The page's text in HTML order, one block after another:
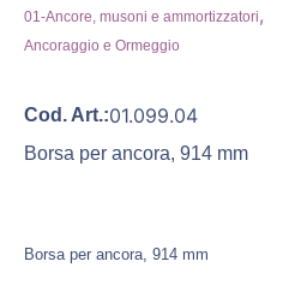
01-Ancore, musoni e ammortizzatori,
Ancoraggio e Ormeggio
Cod. Art.:01.099.04
Borsa per ancora, 914 mm
Borsa per ancora, 914 mm